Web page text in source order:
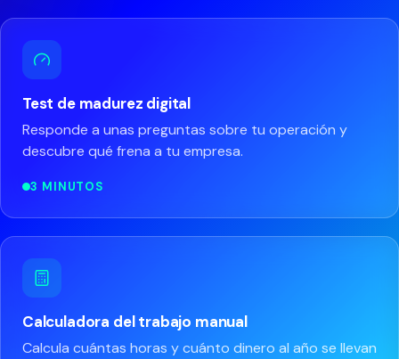
Test de madurez digital
Responde a unas preguntas sobre tu operación y
descubre qué frena a tu empresa.
3 MINUTOS
Calculadora del trabajo manual
Calcula cuántas horas y cuánto dinero al año se llevan